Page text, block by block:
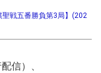
戦五番勝負第3局】(202
信）、